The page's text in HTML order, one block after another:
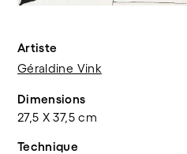
Artiste
Géraldine Vink
Dimensions
27,5 X 37,5 cm
Technique